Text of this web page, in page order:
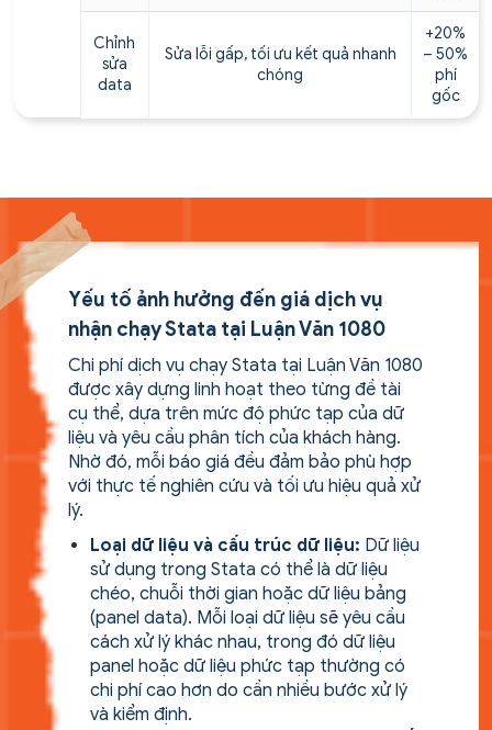
Chỉnh
sửa
data
Sửa lỗi gấp, tối ưu kết quả nhanh
chóng
+20%
– 50%
phí
gốc
Yếu tố ảnh hưởng đến giá dịch vụ
nhận chạy Stata tại Luận Văn 1080
Chi phí dịch vụ chạy Stata tại Luận Văn 1080
được xây dựng linh hoạt theo từng đề tài
cụ thể, dựa trên mức độ phức tạp của dữ
liệu và yêu cầu phân tích của khách hàng.
Nhờ đó, mỗi báo giá đều đảm bảo phù hợp
với thực tế nghiên cứu và tối ưu hiệu quả xử
lý.
Loại dữ liệu và cấu trúc dữ liệu: Dữ liệu
sử dụng trong Stata có thể là dữ liệu
chéo, chuỗi thời gian hoặc dữ liệu bảng
(panel data). Mỗi loại dữ liệu sẽ yêu cầu
cách xử lý khác nhau, trong đó dữ liệu
panel hoặc dữ liệu phức tạp thường có
chi phí cao hơn do cần nhiều bước xử lý
và kiểm định.